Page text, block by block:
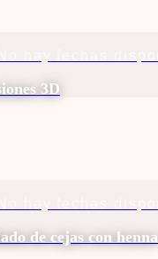
3D
de cejas con henna